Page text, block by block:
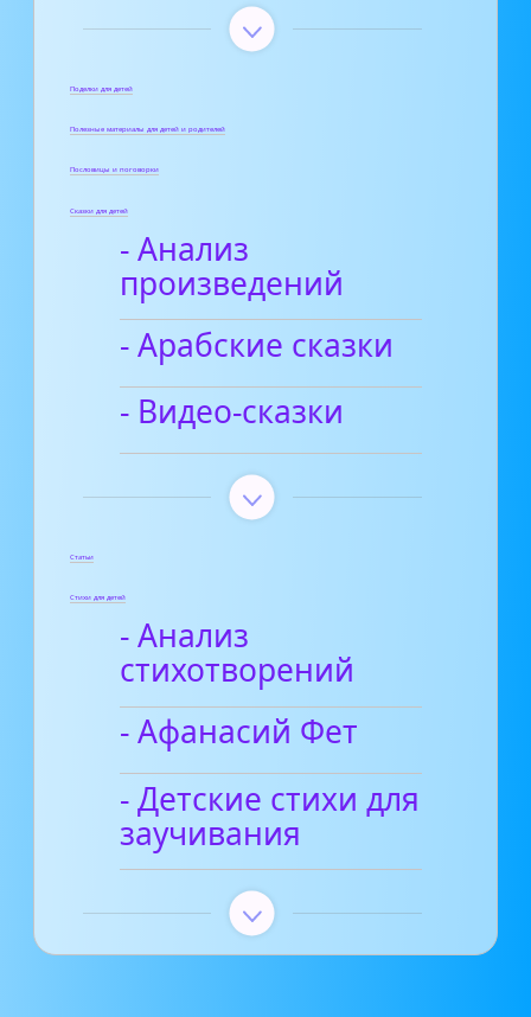
Поделки для детей
Полезные материалы для детей и родителей
Пословицы и поговорки
Сказки для детей
- Анализ
произведений
- Арабские сказки
- Видео-сказки
Статьи
Стихи для детей
- Анализ
стихотворений
- Афанасий Фет
- Детские стихи для
заучивания